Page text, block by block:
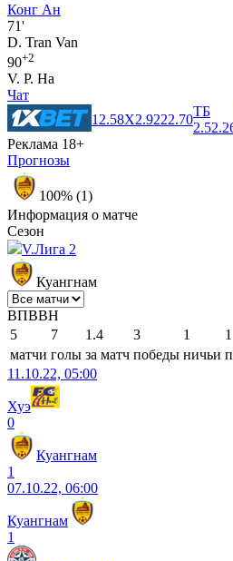
Конг Ан
71'
D. Tran Van
90+2
V. P. Ha
Чат
1 2.58X2.9222.70
ТБ
2.5
Реклама 18+
Прогнозы
100% (1)
Информация о матче
Сезон
V.Лига 2
Куангнам
ВПВВН
5
7 1.4 3 1
1
матчи голы за матч победы ничьи
11.10.22, 05:00
Хуэ
0
Куангнам
1
07.10.22, 06:00
Куангнам
1